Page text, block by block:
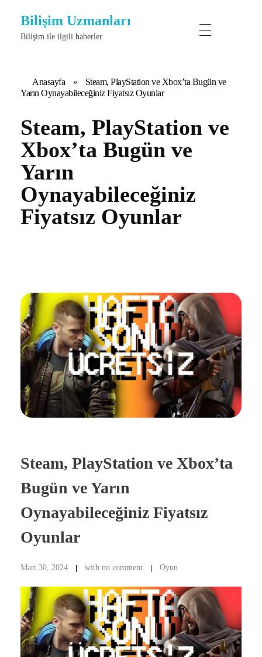
Bilişim Uzmanları
Bilişim ile ilgili haberler
Anasayfa »
Steam, PlayStation ve Xbox’ta Bugün ve
Yarın Oynayabileceğiniz Fiyatsız Oyunlar
Steam, PlayStation ve
Xbox’ta Bugün ve
Yarın
Oynayabileceğiniz
Fiyatsız Oyunlar
Steam, PlayStation ve Xbox’ta
Bugün ve Yarın
Oynayabileceğiniz Fiyatsız
Oyunlar
Mart 30, 2024 with no comment Oyun